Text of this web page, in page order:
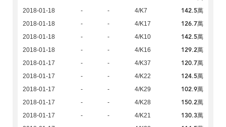
2018-01-18 - - 4/K7 142.5萬
2018-01-18 - - 4/K17 126.7萬
2018-01-18 - - 4/K10 142.5萬
2018-01-18 - - 4/K16 129.2萬
2018-01-17 - - 4/K37 120.7萬
2018-01-17 - - 4/K22 124.5萬
2018-01-17 - - 4/K29 102.9萬
2018-01-17 - - 4/K28 150.2萬
2018-01-17 - - 4/K21 130.3萬